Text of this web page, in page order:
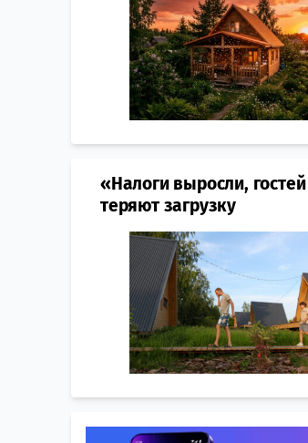
«Налоги выросли,
теряют загрузку